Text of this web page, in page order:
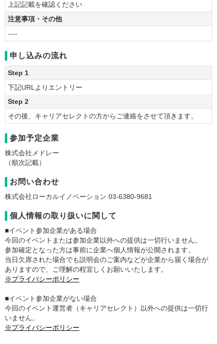
上記記載を確認ください
注意事項・その他
----
申し込みの流れ
Step 1
下記URLよりエントリー
Step 2
その後、キャリアセレクトの方からご連絡をさせて頂きます。
参加予定企業
株式会社メドレー
（順次記載）
お問い合わせ
株式会社ローカルイノベーション 03-6380-9681
個人情報の取り扱いに関して
■イベント参加企業がある場合
今回のイベントまたは参加企業以外への提供は一切行いません。
参加確定となった方は事前に企業へ個人情報が公開されます。
当日欠席された場合でも説明会のご案内などが企業から届く場合が
ありますので、ご理解の程宜しくお願いいたします。
※プライバシーポリシー
■イベント参加企業がない場合
今回のイベント運営者（キャリアセレクト）以外への提供は一切行
いません。
※プライバシーポリシー